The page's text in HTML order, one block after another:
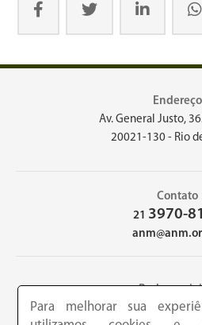
Endereço
Av. General Justo,
20021-130 - Rio
Contato
21 3970-
Redes
Para melhorar sua